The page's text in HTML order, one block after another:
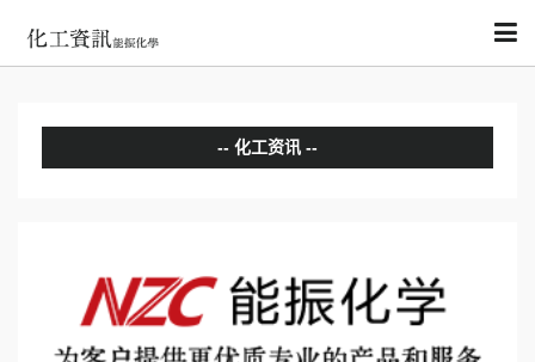
化工资讯
国际动态